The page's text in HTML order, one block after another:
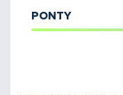
PONTY